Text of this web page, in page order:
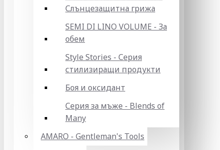
Слънцезащитна грижа
SEMI DI LINO VOLUME - За
обем
Style Stories - Серия
стилизиращи продукти
Боя и оксидант
Серия за мъже - Blends of
Many
AMARO - Gentleman's Tools